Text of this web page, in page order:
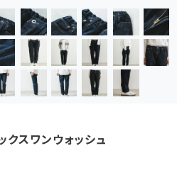
クスワンウォッシュ